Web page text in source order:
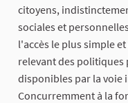
citoyens,
sociales et
l'accès le plus simple
relevant des politiques
disponibles par la voie
Concurremment à la